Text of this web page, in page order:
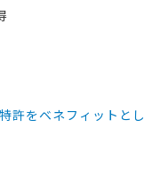
許をベネフィット